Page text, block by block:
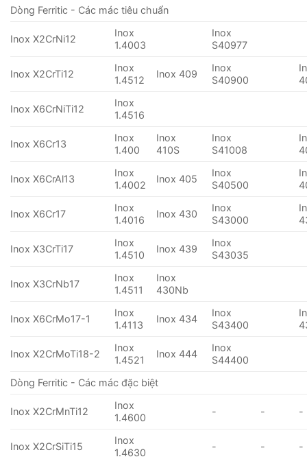
Dòng Ferritic - Các mác tiêu chuẩn
Inox X2CrNi12
Inox
1.4003
Inox
S40977
Inox X2CrTi12
Inox
1.4512
Inox 409
Inox
S40900
Inox X6CrNiTi12
Inox
1.4516
Inox X6Cr13
Inox
1.400
Inox
410S
Inox
S41008
Inox X6CrAl13
Inox
1.4002
Inox 405
Inox
S40500
Inox X6Cr17
Inox
1.4016
Inox 430
Inox
S43000
Inox X3CrTi17
Inox
1.4510
Inox 439
Inox
S43035
Inox X3CrNb17
Inox
1.4511
Inox
430Nb
Inox X6CrMo17-1
Inox
1.4113
Inox 434
Inox
S43400
Inox X2CrMoTi18-2
Inox
1.4521
Inox 444
Inox
S44400
Dòng Ferritic - Các mác đặc biệt
Inox X2CrMnTi12
Inox
1.4600
- - -
Inox X2CrSiTi15
Inox
1.4630
- - -